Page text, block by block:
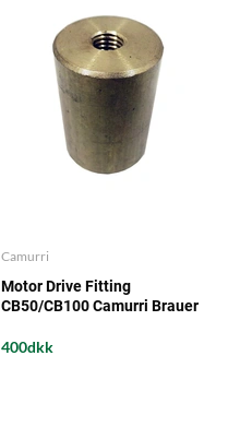
Camurri
Motor Drive Fitting
CB50/CB100 Camurri Brauer
400dkk